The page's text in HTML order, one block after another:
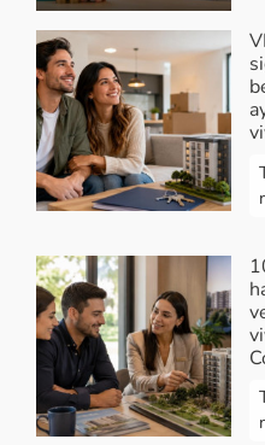
Responder...
Carlos patiño -
2021-08-02 19:18:16
Deseo contactar con
dirección y teléfono
Responder...
Vivendo.co-
2021-08-03 07:41:37
Hola Carlos, lo
contamos con esa